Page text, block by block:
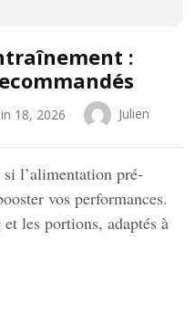
:
18, 2026 Julien
si l’alimentation pré-
vos performances.
les portions, adaptés à